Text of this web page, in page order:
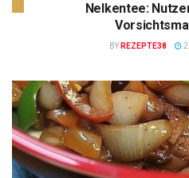
Nelkentee:
BY REZEPTE38